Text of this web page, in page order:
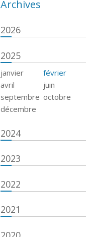
Archives
2026
2025
janvier février
avril
juin
septembre octobre
décembre
2024
2023
2022
2021